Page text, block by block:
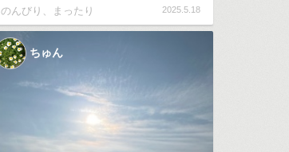
のんびり、まったり 2025.5.18
ちゅん